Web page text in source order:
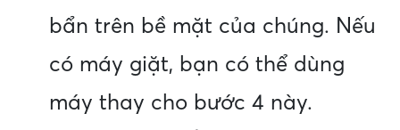
bẩn trên bề mặt của chúng. Nếu
có máy giặt, bạn có thể dùng
máy thay cho bước 4 này.